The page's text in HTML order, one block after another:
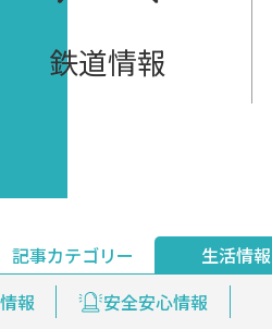
鉄道情報
記事カテゴリー
イベント
生活情報
報
安全安心情報
ライブ配信